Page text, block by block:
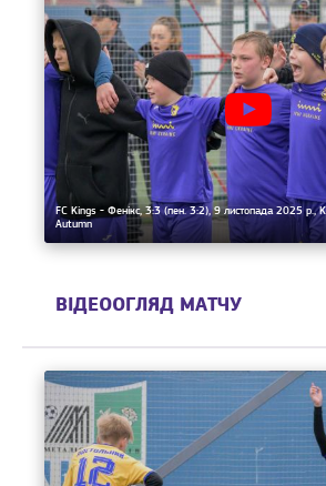
FC Kings - Фенікс, 3:3 (пен. 3:2), 9 листопада 2025 р.,
Autumn
ВІДЕООГЛЯД МАТЧУ